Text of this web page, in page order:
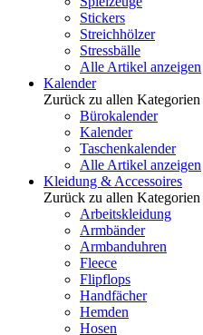
Stickers
Streichhölzer
Stressbälle
Alle Artikel anzeigen
Kalender
Zurück zu allen Kategorien
Bürokalender
Kalender
Taschenkalender
Alle Artikel anzeigen
Kleidung & Accessoires
Zurück zu allen Kategorien
Arbeitskleidung
Armbänder
Armbanduhren
Fleece
Flipflops
Handfächer
Hemden
Hosen